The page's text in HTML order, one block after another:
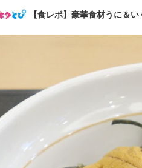
【食レポ】豪華食材うに＆